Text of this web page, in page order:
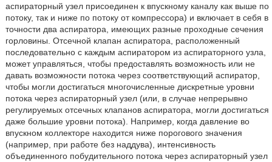
аспираторный узел присоединен к впускному каналу как выше по
потоку, так и ниже по потоку от компрессора) и включает в себя в
точности два аспиратора, имеющих разные проходные сечения
горловины. Отсечной клапан аспиратора, расположенный
последовательно с каждым аспиратором из аспираторного узла,
может управляться, чтобы предоставлять возможность или не
давать возможности потока через соответствующий аспиратор,
чтобы могли достигаться многочисленные дискретные уровни
потока через аспираторный узел (или, в случае непрерывно
регулируемых отсечных клапанов аспиратора, могли достигаться
даже большие уровни потока). Например, когда давление во
впускном коллекторе находится ниже порогового значения
(например, при работе без наддува), интенсивность
объединенного побудительного потока через аспираторный узел